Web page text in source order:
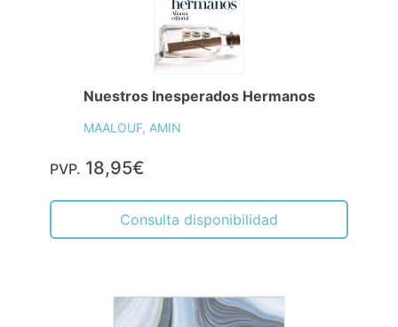
Nuestros Inesperados Hermanos
MAALOUF, AMIN
PVP. 18,95€
Consulta disponibilidad